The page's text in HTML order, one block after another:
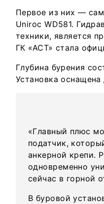
Первое из них —
Uniroc WD581.
техники, является
ГК «АСТ» стала
Глубина бурения
Установка
«Главный плюс
податчик,
анкерной крепи.
одновременно
сейчас в горной
В буровой